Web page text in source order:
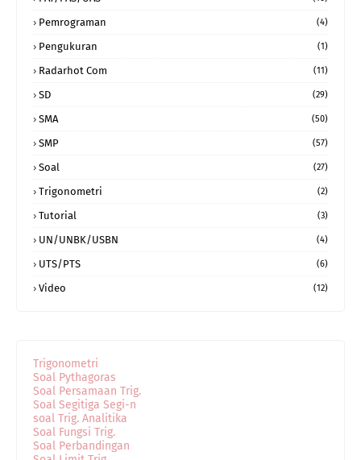
Pemrograman (4)
Pengukuran (1)
Radarhot Com (11)
SD (29)
SMA (50)
SMP (57)
Soal (27)
Trigonometri (2)
Tutorial (3)
UN/UNBK/USBN (4)
UTS/PTS (6)
Video (12)
Trigonometri
Soal Pythagoras
Soal Persamaan Trig.
Soal Segitiga Segi-n
soal Trig. Analitika
Soal Fungsi Trig.
Soal Perbandingan